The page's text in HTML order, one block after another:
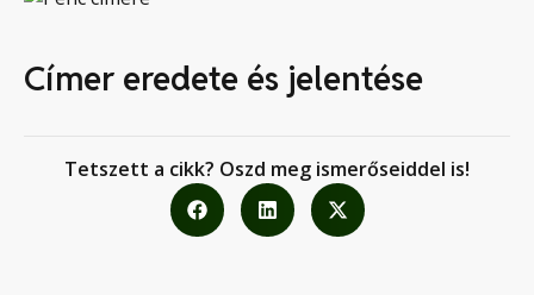
Címer eredete és jelentése
Tetszett a cikk? Oszd meg ismerőseiddel is!